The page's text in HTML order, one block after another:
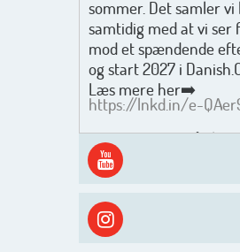
sommer. Det samler vi
samtidig med at vi ser
mod et spændende
og start 2027 i
Læs mere her➡️
https://lnkd.in/e-
Men inden det går løs
spændende og aktivt
efterårsæson, så går
ud i solen, ned til
skyggen igen.
sommerlukket i uge 29